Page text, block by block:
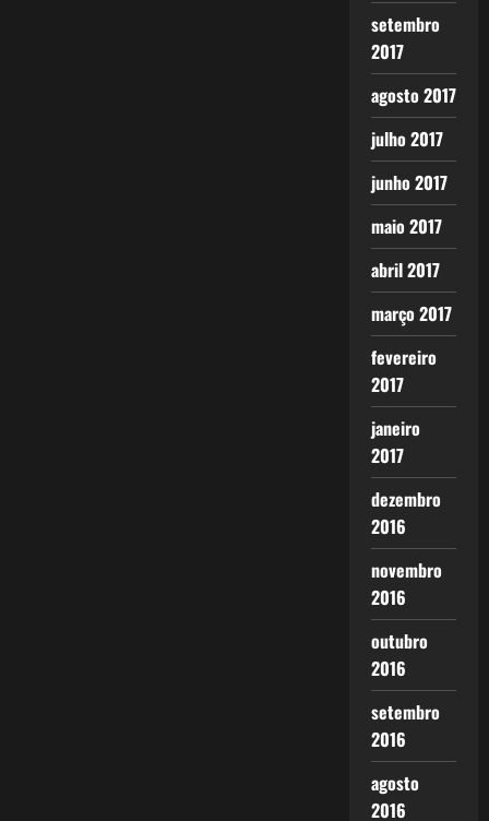
setembro
2017
agosto 2017
julho 2017
junho 2017
maio 2017
abril 2017
março 2017
fevereiro
2017
janeiro
2017
dezembro
2016
novembro
2016
outubro
2016
setembro
2016
agosto
2016